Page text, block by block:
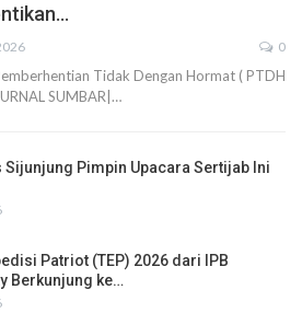
0
Tidak Dengan Hormat ( PTDH
SUMBAR|…
Sijunjung Pimpin Upacara Sertijab Ini
Patriot (TEP) 2026 dari IPB
Berkunjung ke…